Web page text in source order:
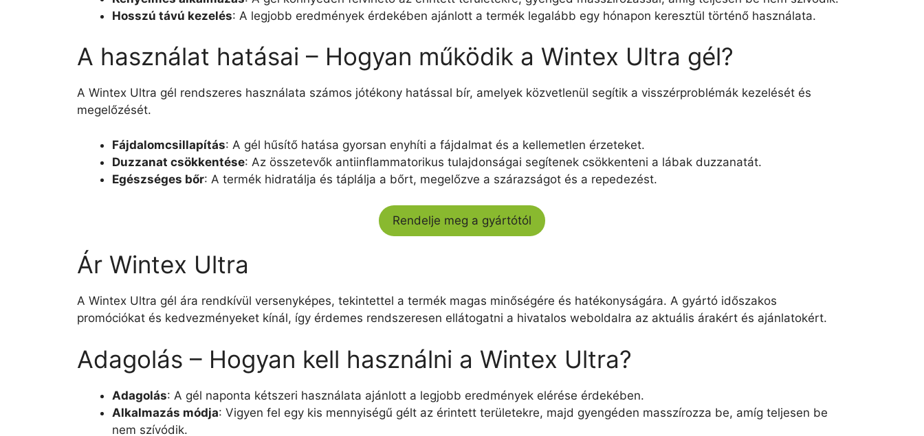
Hosszú távú kezelés: A legjobb eredmények érdekében ajánlott a termék legalább egy hónapon keresztül történő használata.
A használat hatásai – Hogyan működik a Wintex Ultra gél?
A Wintex Ultra gél rendszeres használata számos jótékony hatással bír, amelyek közvetlenül segítik a visszérproblémák kezelését és
megelőzését.
Fájdalomcsillapítás: A gél hűsítő hatása gyorsan enyhíti a fájdalmat és a kellemetlen érzeteket.
Duzzanat csökkentése: Az összetevők antiinflammatorikus tulajdonságai segítenek csökkenteni a lábak duzzanatát.
Egészséges bőr: A termék hidratálja és táplálja a bőrt, megelőzve a szárazságot és a repedezést.
Rendelje meg a gyártótól
Ár Wintex Ultra
A Wintex Ultra gél ára rendkívül versenyképes, tekintettel a termék magas minőségére és hatékonyságára. A gyártó időszakos
promóciókat és kedvezményeket kínál, így érdemes rendszeresen ellátogatni a hivatalos weboldalra az aktuális árakért és ajánlatokért.
Adagolás – Hogyan kell használni a Wintex Ultra?
Adagolás: A gél naponta kétszeri használata ajánlott a legjobb eredmények elérése érdekében.
Alkalmazás módja: Vigyen fel egy kis mennyiségű gélt az érintett területekre, majd gyengéden masszírozza be, amíg teljesen be
nem szívódik.